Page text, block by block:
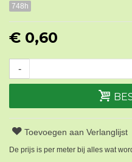
748h
€ 0,60
-
Toevoegen aan Verlanglijst
De prijs is per meter bij alles wat